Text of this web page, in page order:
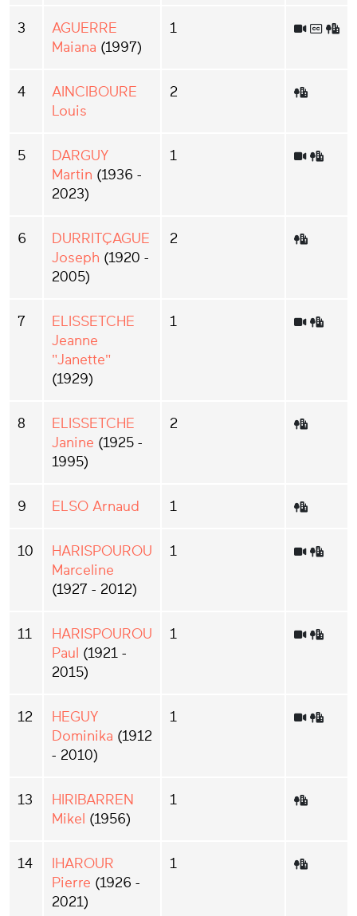
3
AGUERRE
Maiana (1997)
1
4
AINCIBOURE
Louis
2
5
DARGUY
Martin (1936 -
2023)
1
6
DURRITÇAGUE
Joseph (1920 -
2005)
2
7
ELISSETCHE
Jeanne
"Janette"
(1929)
1
8
ELISSETCHE
Janine (1925 -
1995)
2
9 ELSO Arnaud 1
10
HARISPOUROU
Marceline
(1927 - 2012)
1
11
HARISPOUROU
Paul (1921 -
2015)
1
12
HEGUY
Dominika (1912
- 2010)
1
13
HIRIBARREN
Mikel (1956)
1
14
IHAROUR
Pierre (1926 -
2021)
1